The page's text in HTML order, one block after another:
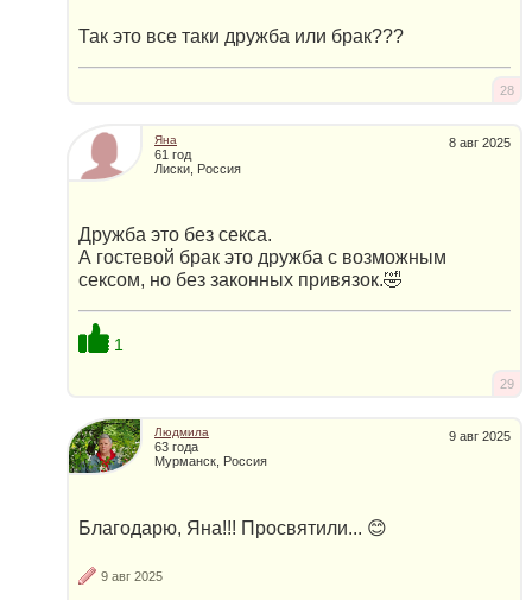
Так это все таки дружба или брак???
28
8 авг 2025
Яна
61 год
Лиски, Россия
Дружба это без cекса.
А гостевой брак это дружба с возможным
cексом, но без законных привязок.🤣
1
29
9 авг 2025
Людмила
63 года
Мурманск, Россия
Благодарю, Яна!!! Просвятили... 😊
9 авг 2025